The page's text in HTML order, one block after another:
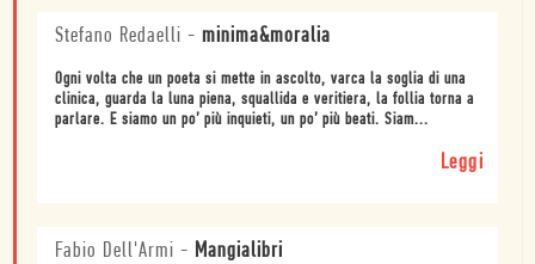
Stefano Redaelli - minima&moralia
Ogni volta che un poeta si mette in ascolto, varca la soglia di una
clinica, guarda la luna piena, squallida e veritiera, la follia torna a
parlare. E siamo un po’ più inquieti, un po’ più beati. Siam...
Leggi
Fabio Dell'Armi - Mangialibri